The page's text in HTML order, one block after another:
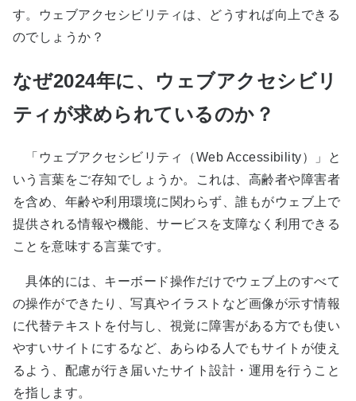
す。ウェブアクセシビリティは、どうすれば向上できる
のでしょうか？
なぜ2024年に、ウェブアクセシビリ
ティが求められているのか？
「ウェブアクセシビリティ（Web Accessibility）」と
いう言葉をご存知でしょうか。これは、高齢者や障害者
を含め、年齢や利用環境に関わらず、誰もがウェブ上で
提供される情報や機能、サービスを支障なく利用できる
ことを意味する言葉です。
具体的には、キーボード操作だけでウェブ上のすべて
の操作ができたり、写真やイラストなど画像が示す情報
に代替テキストを付与し、視覚に障害がある方でも使い
やすいサイトにするなど、あらゆる人でもサイトが使え
るよう、配慮が行き届いたサイト設計・運用を行うこと
を指します。